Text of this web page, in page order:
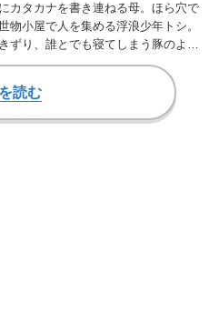
カタカナを書き連ねる母。ほら穴で
物小屋で人を集める浮浪少年トシ。
ずり、誰とでも寝てしまう豚のよう
読む